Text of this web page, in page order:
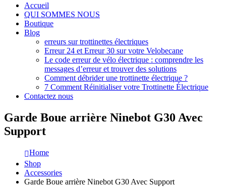
Accueil
QUI SOMMES NOUS
Boutique
Blog
erreurs sur trottinettes électriques
Erreur 24 et Erreur 30 sur votre Velobecane
Le code erreur de vélo électrique : comprendre les
messages d’erreur et trouver des solutions
Comment débrider une trottinette électrique ?
7 Comment Réinitialiser votre Trottinette Électrique
Contactez nous
Garde Boue arrière Ninebot G30 Avec
Support
Home
Shop
Accessories
Garde Boue arrière Ninebot G30 Avec Support